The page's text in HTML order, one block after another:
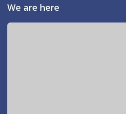
We are here